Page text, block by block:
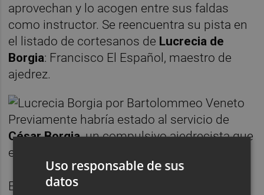
aprovechan y lo acogen entre sus faldas
como instructor. Se reencuentra su pista en
el listado de cortesanos de Lucrecia de
Borgia: Francisco El Español, maestro de
ajedrez.
Previamente habría estado al servicio de
César Borgia, un compulsivo ajedrecista que
entretenía con ello los cautiverios vaticanos.
En el ducado de Ferrara el ajedrez pasaba
Uso responsable de sus
datos